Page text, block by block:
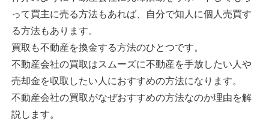
って買主に売る方法もあれば、自分で知人に個人売買す
る方法もあります。
買取も不動産を換金する方法のひとつです。
不動産会社の買取はスムーズに不動産を手放したい人や
売却金を収取したい人におすすめの方法になります。
不動産会社の買取がなぜおすすめの方法なのか理由を解
説します。